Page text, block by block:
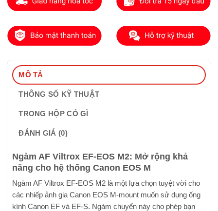
MÔ TẢ
THÔNG SỐ KỸ THUẬT
TRONG HỘP CÓ GÌ
ĐÁNH GIÁ (0)
Ngàm AF Viltrox EF-EOS M2: Mở rộng khả
năng cho hệ thống Canon EOS M
Ngàm AF Viltrox EF-EOS M2 là một lựa chọn tuyệt vời cho
các nhiếp ảnh gia Canon EOS M-mount muốn sử dụng ống
kính Canon EF và EF-S. Ngàm chuyển này cho phép bạn